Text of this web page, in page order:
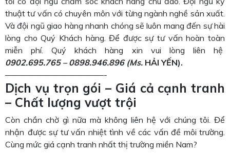
thuật tư vấn có chuyên môn với từng ngành nghề sản xuất.
Và đội ngũ giao hàng nhanh chóng sẽ luôn mang đến sự hài
lòng cho Quý Khách hàng. Để được sự tư vấn hoàn toàn
miễn phí. Quý khách hàng xin vui lòng liên hệ
0902.695.765 – 0898.946.896 (Ms. HẢI YẾN).
————————————-
Dịch vụ trọn gói – Giá cả cạnh tranh
– Chất lượng vượt trội
Còn chần chờ gì nữa mà không liên hệ với chúng tôi. Để
nhận được sự tư vấn nhiệt tình về các vấn đề môi trường.
Cùng mức giá cạnh tranh nhất thị trường miền Nam?